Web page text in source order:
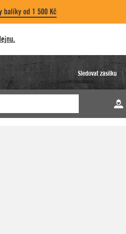
balíky od 1 500 Kč
Sledovat zásilku